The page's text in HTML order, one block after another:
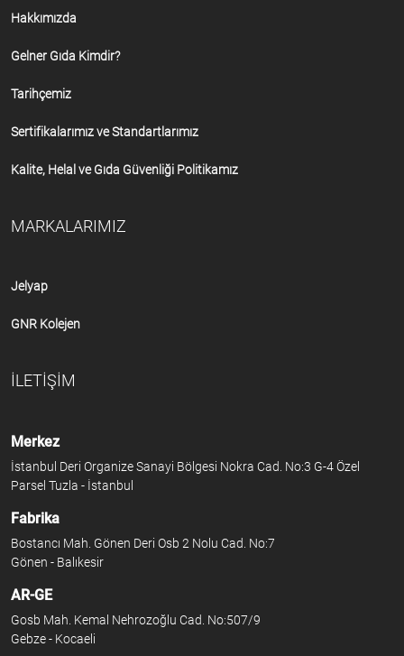
Hakkımızda
Gelner Gıda Kimdir?
Tarihçemiz
Sertifikalarımız ve Standartlarımız
Kalite, Helal ve Gıda Güvenliği Politikamız
MARKALARIMIZ
Jelyap
GNR Kolejen
İLETİŞİM
Merkez
İstanbul Deri Organize Sanayi Bölgesi Nokra Cad. No:3 G-4 Özel
Parsel Tuzla - İstanbul
Fabrika
Bostancı Mah. Gönen Deri Osb 2 Nolu Cad. No:7
Gönen - Balıkesir
AR-GE
Gosb Mah. Kemal Nehrozoğlu Cad. No:507/9
Gebze - Kocaeli